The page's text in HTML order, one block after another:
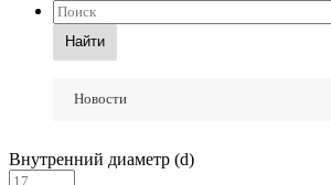
Найти
Новости
Внутренний диаметр (d)